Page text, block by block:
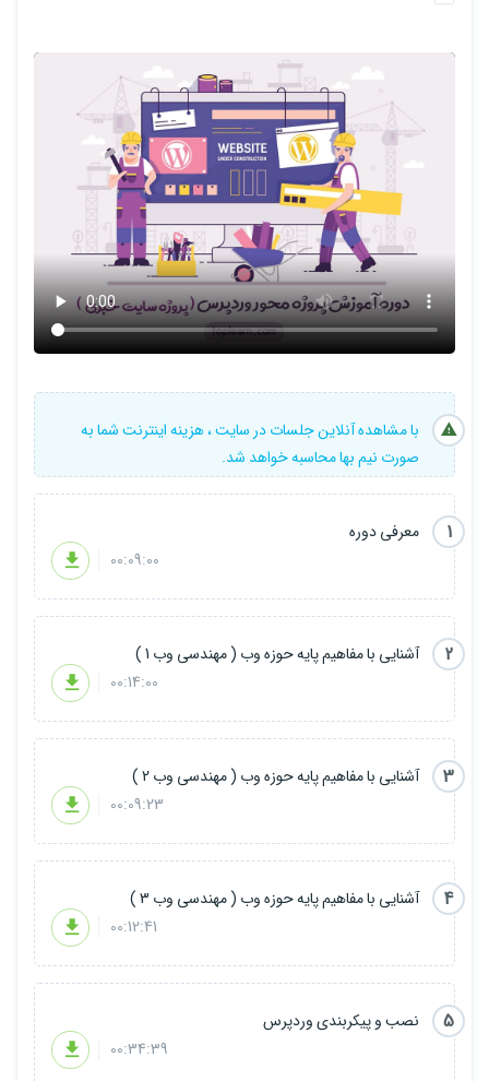
4 .نصب قالب وردپرس و تنظیمات آن
9 .پیاده سازی پروژه عملی (سایت خبری)
با مشاهده آنلاین جلسات در سایت ، هزینه اینترنت شما به
صورت نیم بها محاسبه خواهد شد.
1
معرفی دوره
00:09:00
2
آشنایی با مفاهیم پایه حوزه وب ( مهندسی وب 1 )
00:14:00
3
آشنایی با مفاهیم پایه حوزه وب ( مهندسی وب 2 )
00:09:23
4
آشنایی با مفاهیم پایه حوزه وب ( مهندسی وب 3 )
00:12:41
5
نصب و پیکربندی وردپرس
00:34:39